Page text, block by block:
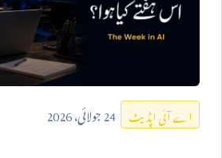
اے آئی اپڈیٹ 24جولائی،2026